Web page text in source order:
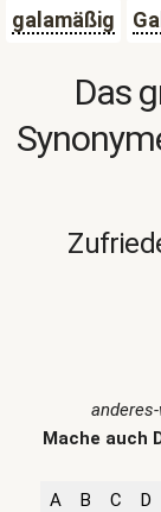
galamäßig
Das
Mache auch
A
B C D